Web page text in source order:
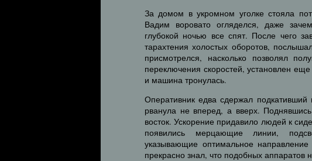
За домом в укромном уголке стояла
Вадим воровато огляделся, даже
глубокой ночью все спят. После чего
тарахтения холостых оборотов,
присмотрелся, насколько позволял
переключения скоростей, установлен
и машина тронулась.
Оперативник едва сдержал
рванула не вперед, а вверх.
восток. Ускорение придавило людей к
появились мерцающие линии,
указывающие оптимальное
прекрасно знал, что подобных аппаратов